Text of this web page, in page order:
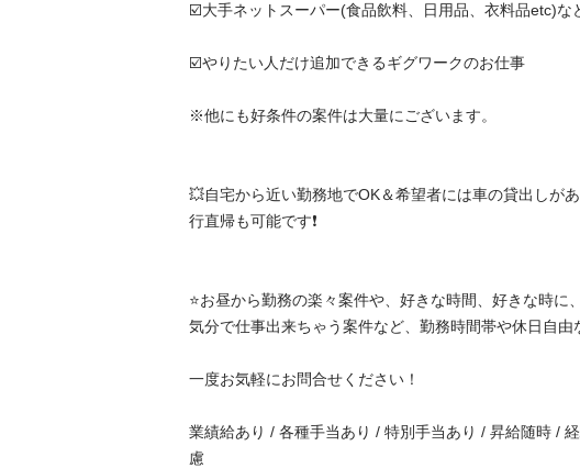
☑️大手ネットスーパー(食品飲料、日用品、衣料品etc)な
☑️やりたい人だけ追加できるギグワークのお仕事
※他にも好条件の案件は大量にございます。
💥自宅から近い勤務地でOK＆希望者には車の貸出しが
行直帰も可能です❗️
⭐️お昼から勤務の楽々案件や、好きな時間、好きな時に、
気分で仕事出来ちゃう案件など、勤務時間帯や休日自由
一度お気軽にお問合せください！
業績給あり / 各種手当あり / 特別手当あり / 昇給随時 /
慮